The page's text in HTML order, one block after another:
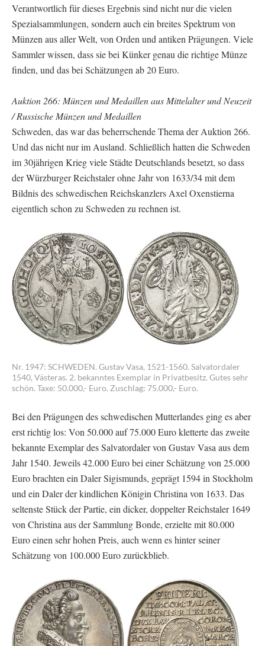
Verantwortlich für dieses Ergebnis sind nicht nur die vielen
Spezialsammlungen, sondern auch ein breites Spektrum von
Münzen aus aller Welt, von Orden und antiken Prägungen. Viele
Sammler wissen, dass sie bei Künker genau die richtige Münze
finden, und das bei Schätzungen ab 20 Euro.
Auktion 266: Münzen und Medaillen aus Mittelalter und Neuzeit
/ Russische Münzen und Medaillen
Schweden, das war das beherrschende Thema der Auktion 266.
Und das nicht nur im Ausland. Schließlich hatten die Schweden
im 30jährigen Krieg viele Städte Deutschlands besetzt, so dass
der Würzburger Reichstaler ohne Jahr von 1633/34 mit dem
Bildnis des schwedischen Reichskanzlers Axel Oxenstierna
eigentlich schon zu Schweden zu rechnen ist.
Nr. 1947: SCHWEDEN. Gustav Vasa, 1521-1560. Salvatordaler
1540, Västeras. 2. bekanntes Exemplar in Privatbesitz. Gutes sehr
schön. Taxe: 50.000,- Euro. Zuschlag: 75.000,- Euro.
Bei den Prägungen des schwedischen Mutterlandes ging es aber
erst richtig los: Von 50.000 auf 75.000 Euro kletterte das zweite
bekannte Exemplar des Salvatordaler von Gustav Vasa aus dem
Jahr 1540. Jeweils 42.000 Euro bei einer Schätzung von 25.000
Euro brachten ein Daler Sigismunds, geprägt 1594 in Stockholm
und ein Daler der kindlichen Königin Christina von 1633. Das
seltenste Stück der Partie, ein dicker, doppelter Reichstaler 1649
von Christina aus der Sammlung Bonde, erzielte mit 80.000
Euro einen sehr hohen Preis, auch wenn es hinter seiner
Schätzung von 100.000 Euro zurückblieb.